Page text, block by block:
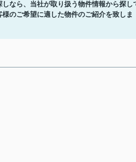
なら、当社が取り扱う物件情報から探し
のご希望に適した物件のご紹介を致しま